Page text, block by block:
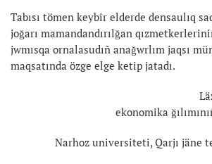
Tabısı tömen keybir elderde densaulıq
joğarı mamandandırılğan
jwmısqa ornalasudıñ anağwrlım jaqsı
maqsatında özge elge ketip jatadı.
ekonomika
Narhoz universiteti, Qarjı jäne